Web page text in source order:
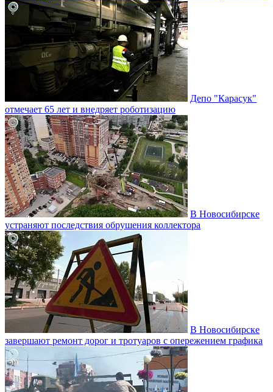
Депо "Карасук"
отмечает 65 лет и внедряет роботизацию
В Новосибирске
устраняют последствия обрушения коллектора
В Новосибирске
завершают ремонт дорог и тротуаров с опережением графика